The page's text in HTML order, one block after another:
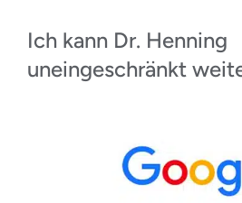
Ich kann Dr. Henning
uneingeschränkt